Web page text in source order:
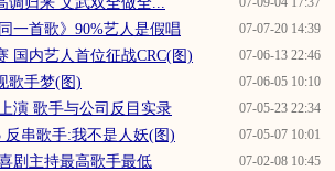
07-07-20 14:39
一首歌》90%艺人是假唱
07-06-13 22:46
国内艺人首位征战CRC(图)
07-06-05 10:10
歌手梦(图)
07-05-23 22:34
演 歌手与公司反目实录
07-05-07 10:01
反串歌手:我不是人妖(图)
07-02-08 10:45
剧主持最高歌手最低